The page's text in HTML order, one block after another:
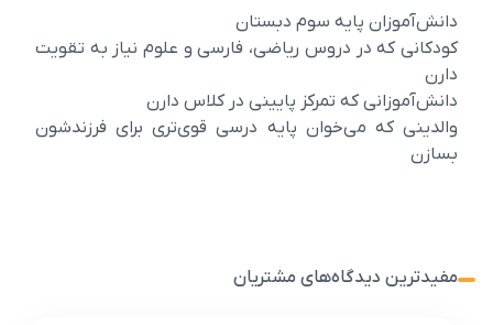
دانش‌آموزان پایه سوم دبستان
کودکانی که در دروس ریاضی، فارسی و علوم نیاز به تقویت
دارن
دانش‌آموزانی که تمرکز پایینی در کلاس دارن
والدینی که می‌خوان پایه درسی قوی‌تری برای فرزندشون
بسازن
مفیدترین دیدگاه‌های مشتریان